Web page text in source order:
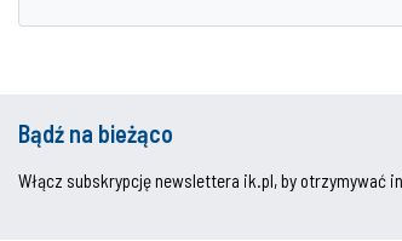
Bądź na bieżąco
Włącz subskrypcję newslettera ik.pl, by otrzymywać